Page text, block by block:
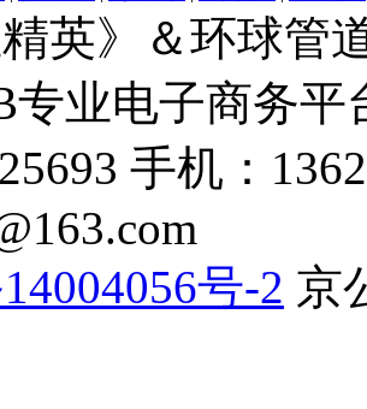
英》＆环球管
专业电子商务平
手机：
号-2 京